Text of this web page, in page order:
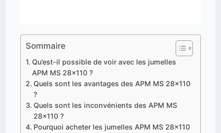
Sommaire
Qu’est-il possible de voir avec les jumelles
APM MS 28x110 ?
Quels sont les avantages des APM MS 28x110
?
Quels sont les inconvénients des APM MS
28x110 ?
Pourquoi acheter les jumelles APM MS 28x110